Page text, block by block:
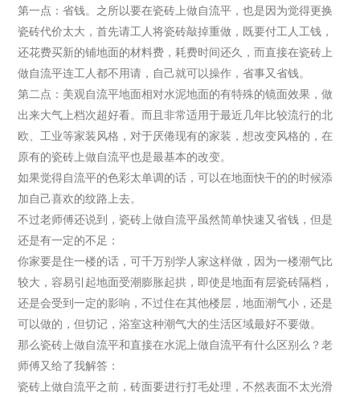
第一点：省钱。之所以要在瓷砖上做自流平，也是因为觉得更换
瓷砖代价太大，首先请工人将瓷砖敲掉重做，既要付工人工钱，
还花费买新的铺地面的材料费，耗费时间还久，而直接在瓷砖上
做自流平连工人都不用请，自己就可以操作，省事又省钱。
第二点：美观自流平地面相对水泥地面的有特殊的镜面效果，做
出来大气上档次超好看。而且非常适用于最近几年比较流行的北
欧、工业等家装风格，对于厌倦现有的家装，想改变风格的，在
原有的瓷砖上做自流平也是最基本的改变。
如果觉得自流平的色彩太单调的话，可以在地面快干的的时候添
加自己喜欢的纹路上去。
不过老师傅还说到，瓷砖上做自流平虽然简单快速又省钱，但是
还是有一定的不足：
你家要是住一楼的话，可千万别学人家这样做，因为一楼潮气比
较大，容易引起地面受潮膨胀起拱，即使是地面有层瓷砖隔档，
还是会受到一定的影响，不过住在其他楼层，地面潮气小，还是
可以做的，但切记，浴室这种潮气大的生活区域最好不要做。
那么瓷砖上做自流平和直接在水泥上做自流平有什么区别么？老
师傅又给了我解答：
瓷砖上做自流平之前，砖面要进行打毛处理，不然表面不太光滑